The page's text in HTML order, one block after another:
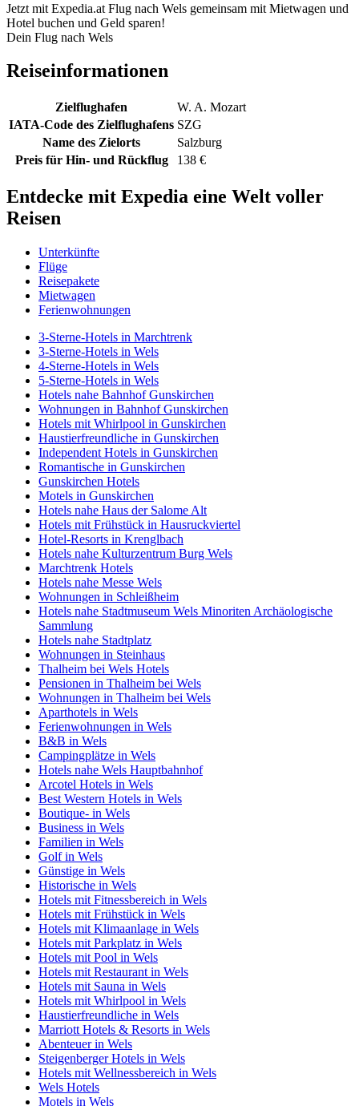
Jetzt mit Expedia.at Flug nach Wels gemeinsam mit Mietwagen und
Hotel buchen und Geld sparen!
Dein Flug nach Wels
Reiseinformationen
Zielflughafen
W. A. Mozart
IATA-Code des Zielflughafens SZG
Name des Zielorts
Salzburg
Preis für Hin- und Rückflug
138 €
Entdecke mit Expedia eine Welt voller
Reisen
Unterkünfte
Flüge
Reisepakete
Mietwagen
Ferienwohnungen
3-Sterne-Hotels in Marchtrenk
3-Sterne-Hotels in Wels
4-Sterne-Hotels in Wels
5-Sterne-Hotels in Wels
Hotels nahe Bahnhof Gunskirchen
Wohnungen in Bahnhof Gunskirchen
Hotels mit Whirlpool in Gunskirchen
Haustierfreundliche in Gunskirchen
Independent Hotels in Gunskirchen
Romantische in Gunskirchen
Gunskirchen Hotels
Motels in Gunskirchen
Hotels nahe Haus der Salome Alt
Hotels mit Frühstück in Hausruckviertel
Hotel-Resorts in Krenglbach
Hotels nahe Kulturzentrum Burg Wels
Marchtrenk Hotels
Hotels nahe Messe Wels
Wohnungen in Schleißheim
Hotels nahe Stadtmuseum Wels Minoriten Archäologische
Sammlung
Hotels nahe Stadtplatz
Wohnungen in Steinhaus
Thalheim bei Wels Hotels
Pensionen in Thalheim bei Wels
Wohnungen in Thalheim bei Wels
Aparthotels in Wels
Ferienwohnungen in Wels
B&B in Wels
Campingplätze in Wels
Hotels nahe Wels Hauptbahnhof
Arcotel Hotels in Wels
Best Western Hotels in Wels
Boutique- in Wels
Business in Wels
Familien in Wels
Golf in Wels
Günstige in Wels
Historische in Wels
Hotels mit Fitnessbereich in Wels
Hotels mit Frühstück in Wels
Hotels mit Klimaanlage in Wels
Hotels mit Parkplatz in Wels
Hotels mit Pool in Wels
Hotels mit Restaurant in Wels
Hotels mit Sauna in Wels
Hotels mit Whirlpool in Wels
Haustierfreundliche in Wels
Marriott Hotels & Resorts in Wels
Abenteuer in Wels
Steigenberger Hotels in Wels
Hotels mit Wellnessbereich in Wels
Wels Hotels
Motels in Wels